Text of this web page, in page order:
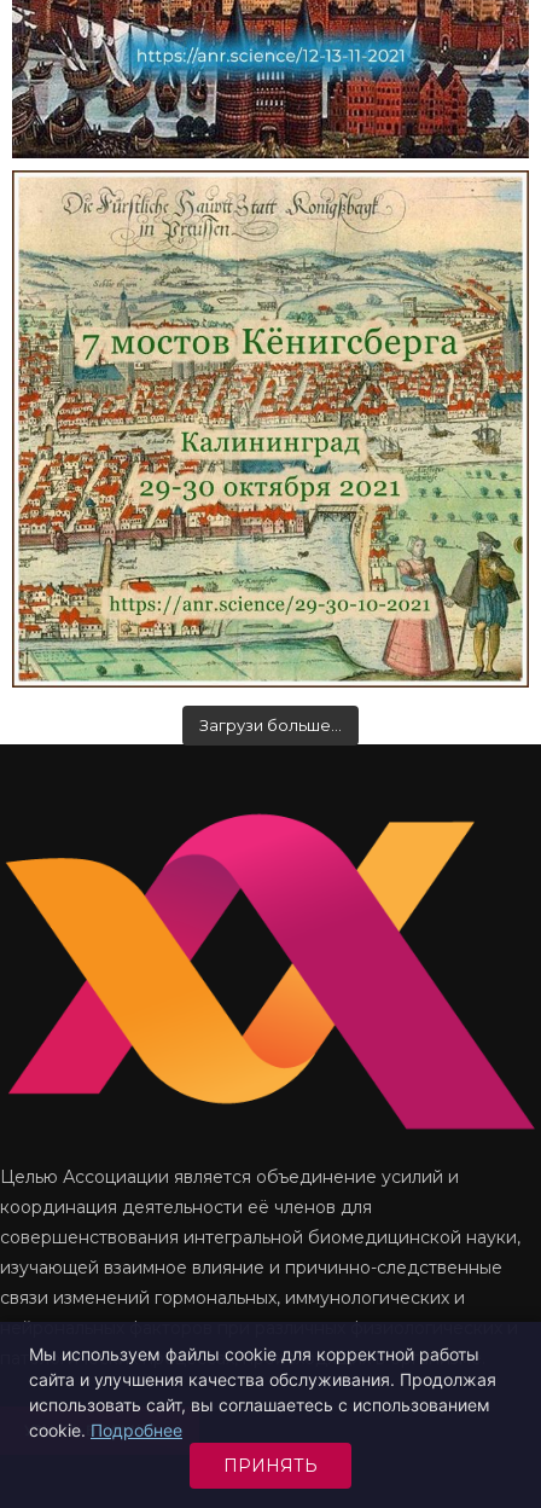
Загрузи больше…
Целью Ассоциации является объединение усилий и
координация деятельности её членов для
совершенствования интегральной биомедицинской науки,
изучающей взаимное влияние и причинно-следственные
связи изменений гормональных, иммунологических и
нейрональ­ных факторов при различных физиологических и
патологических процессах, происходящих в организме.
УЗНАТЬ БОЛЬШЕ
Мы используем файлы cookie для корректной работы
сайта и улучшения качества обслуживания. Продолжая
использовать сайт, вы соглашаетесь с использованием
cookie. Подробнее
ПРИНЯТЬ